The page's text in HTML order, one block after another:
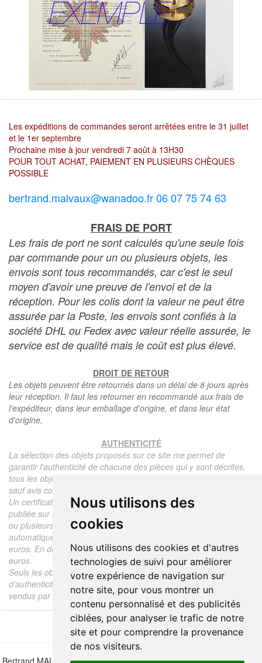
Nous utilisons des
cookies
Nous utilisons des cookies et d'autres
technologies de suivi pour améliorer
votre expérience de navigation sur
notre site, pour vous montrer un
contenu personnalisé et des publicités
ciblées, pour analyser le trafic de notre
site et pour comprendre la provenance
de nos visiteurs.
Les expéditions de commandes seront arrêtées entre le 31 juillet
et le 1er septembre
Prochaine mise à jour vendredi 7 août à 13H30
POUR TOUT ACHAT, PAIEMENT EN PLUSIEURS CHÈQUES
POSSIBLE
bertrand.malvaux@wanadoo.fr 06 07 75 74 63
FRAIS DE PORT
Les frais de port ne sont calculés qu'une seule fois
par commande pour un ou plusieurs objets, les
envois sont tous recommandés, car c'est le seul
moyen d'avoir une preuve de l'envoi et de la
réception. Pour les colis dont la valeur ne peut être
assurée par la Poste, les envois sont confiés à la
société DHL ou Fedex avec valeur réelle assurée, le
service est de qualité mais le coût est plus élevé.
DROIT DE RETOUR
Les objets peuvent être retournés dans un délai de 8 jours après
leur réception. Il faut les retourner en recommandé aux frais de
l'expéditeur, dans leur emballage d'origine, et dans leur état
d'origine,
AUTHENTICITÉ
La sélection des objets proposés sur ce site me permet de
garantir l'authenticité de chacune des pièces qui y sont décrites,
tous les objets proposés sont garantis d'époque et authentiques,
sauf avis contraire ou restriction dans la description.
Un certificat d'authenticité de l'objet reprenant la description
publiée sur le site, l'époque, le prix de vente, accompagné d'une
ou plusieurs photographies en couleurs est communiqué
automatiquement pour tout objet dont le prix est supérieur à 130
euros. En dessous de ce prix chaque certificat est facturé 5
euros.
Seuls les objets vendus par mes soins font l'objet d'un certificat
d'authenticité, je ne fais aucun rapport d'expertise pour les objets
vendus par des tiers (confrères ou collectionneurs).
Bertrand MALVAUX - 22 rue Crébillon, 44000 Nantes - FRANCE - Tél.